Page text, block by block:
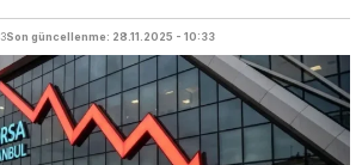
Son güncellenme: 28.11.2025 - 10:33